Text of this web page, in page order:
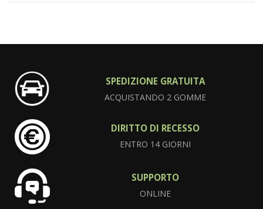
SPEDIZIONE GRATUITA
ACQUISTANDO 2 GOMME
DIRITTO DI RECESSO
ENTRO 14 GIORNI
SUPPORTO
ONLINE